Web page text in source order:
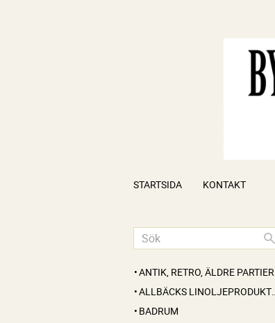
STARTSIDA KONTAKT
ANTIK, RETRO, ÄLDRE PARTIER
ALLBÄCKS LINOLJEPRODUKTER
BADRUM